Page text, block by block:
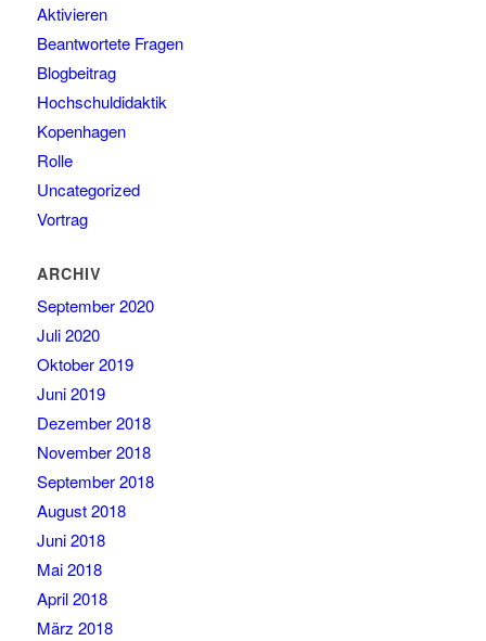
Aktivieren
Beantwortete Fragen
Blogbeitrag
Hochschuldidaktik
Kopenhagen
Rolle
Uncategorized
Vortrag
ARCHIV
September 2020
Juli 2020
Oktober 2019
Juni 2019
Dezember 2018
November 2018
September 2018
August 2018
Juni 2018
Mai 2018
April 2018
März 2018